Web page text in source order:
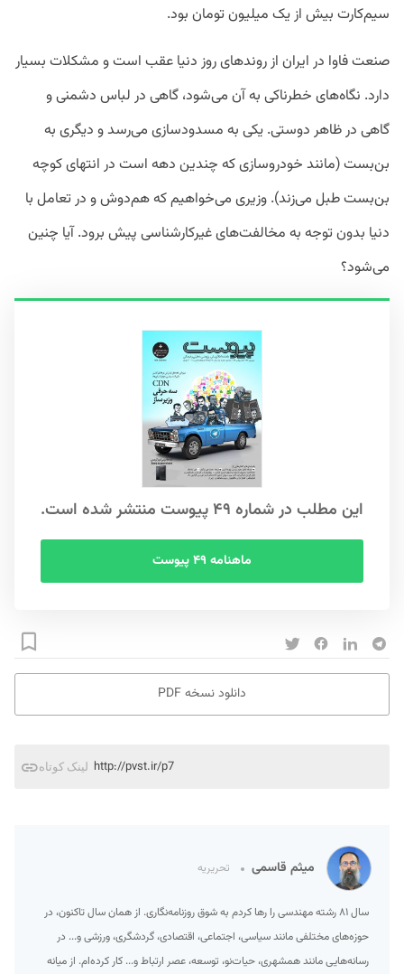
سیم‌کارت بیش از یک میلیون تومان بود.
صنعت فاوا در ایران از روندهای روز دنیا عقب است و مشکلات بسیار
دارد. نگاه‌های خطرناکی به آن می‌شود، گاهی در لباس دشمنی و
گاهی در ظاهر دوستی. یکی به مسدودسازی می‌رسد و دیگری به
بن‌بست (مانند خودروسازی که چندین دهه است در انتهای کوچه
بن‌بست طبل می‌زند). وزیری می‌خواهیم که هم‌دوش و در تعامل با
دنیا بدون توجه به مخالفت‌های غیرکارشناسی پیش برود. آیا چنین
می‌شود؟
این مطلب در شماره ۴۹ پیوست منتشر شده است.
ماهنامه ۴۹ پیوست
دانلود نسخه PDF
لینک کوتاه http://pvst.ir/p7
میثم قاسمی تحریریه
سال ۸۱ رشته مهندسی را رها کردم به شوق روزنامه‌نگاری. از همان سال تاکنون، در
حوزه‌های مختلفی مانند سیاسی، اجتماعی، اقتصادی، گردشگری، ورزشی و... در
رسانه‌هایی مانند همشهری، حیات‌نو، توسعه، عصر ارتباط و... کار کرده‌ام. از میانه